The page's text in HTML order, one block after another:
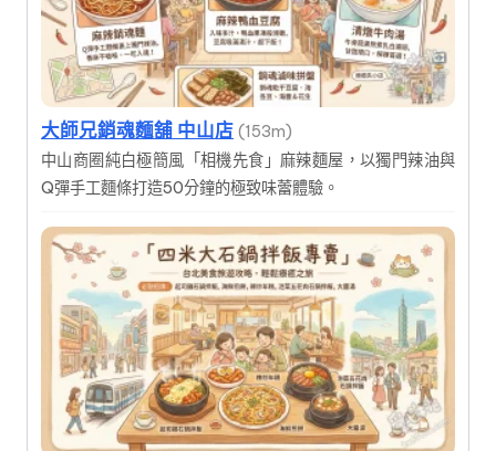
大師兄銷魂麵舖 中山店 (153m)
中山商圈純白極簡風「相機先食」麻辣麵屋，以獨門辣油與
Q彈手工麵條打造50分鐘的極致味蕾體驗。